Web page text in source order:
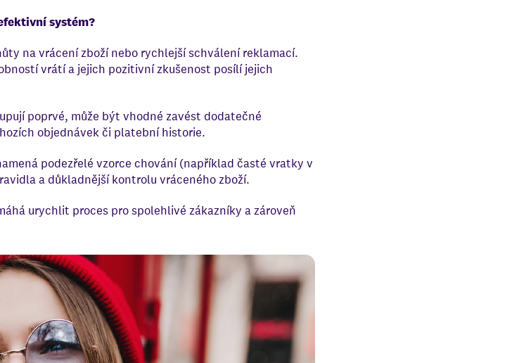
systém?
na vrácení zboží nebo rychlejší schválení reklamací.
vrátí a jejich pozitivní zkušenost posílí jejich
poprvé, může být vhodné zavést dodatečné
objednávek či platební historie.
podezřelé vzorce chování (například časté vratky v
a důkladnější kontrolu vráceného zboží.
urychlit proces pro spolehlivé zákazníky a zároveň